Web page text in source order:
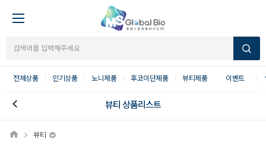
전체상품 인기상품 노니제품 후코이단제품 뷰티제품 이벤트
뷰티 상품리스트
뷰티